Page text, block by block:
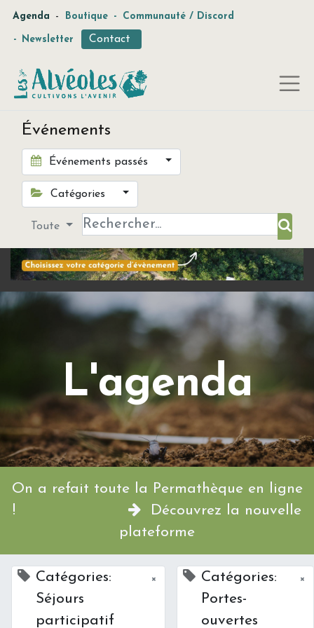
Agenda - Boutique - Communauté / Discord
- Newsletter Contact
Événements
Événements passés
Catégories
Toute
L'agenda
On a refait toute la Permathèque en ligne
!
Découvrez la nouvelle
plateforme
Catégories:
Séjours
participatif
×
Catégories:
Portes-
ouvertes
×